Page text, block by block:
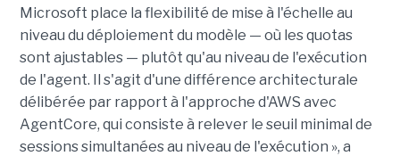
Microsoft place la flexibilité de mise à l'échelle au
niveau du déploiement du modèle — où les quotas
sont ajustables — plutôt qu'au niveau de l'exécution
de l'agent. Il s'agit d'une différence architecturale
délibérée par rapport à l'approche d'AWS avec
AgentCore, qui consiste à relever le seuil minimal de
sessions simultanées au niveau de l'exécution », a